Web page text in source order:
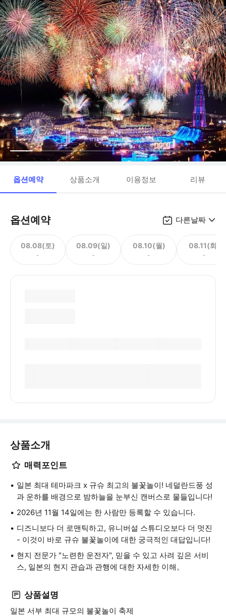
옵션예약 상품소개 이용정보 리뷰
옵션예약 다른날짜
08.08(토)
-
08.09(일)
-
08.10(월)
-
08.11(화)
-
상품소개
매력포인트
일본 최대 테마파크 x 규슈 최고의 불꽃놀이! 네덜란드풍 성
과 운하를 배경으로 밤하늘을 눈부신 캔버스로 물들입니다!
2026년 11월 14일에는 한 사람만 등록할 수 있습니다.
디즈니보다 더 로맨틱하고, 유니버설 스튜디오보다 더 멋진
- 이것이 바로 규슈 불꽃놀이에 대한 궁극적인 대답입니다!
현지 전문가 "노련한 운전자", 믿을 수 있고 사려 깊은 서비
스, 일본의 현지 관습과 관행에 대한 자세한 이해。
상품설명
일본 서부 최대 규모의 불꽃놀이 축제